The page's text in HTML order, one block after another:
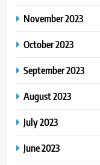
November 2023
October 2023
September 2023
August 2023
July 2023
June 2023